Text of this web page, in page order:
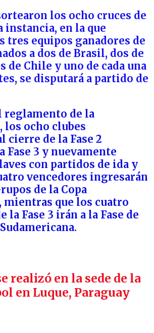
los ocho cruces de
instancia, en la que
tres equipos ganadores de
a dos de Brasil, dos de
de Chile y uno de cada una
se disputará a partido de
reglamento de la
los ocho clubes
cierre de la Fase 2
Fase 3 y nuevamente
con partidos de ida y
vencedores ingresarán
de la Copa
mientras que los cuatro
la Fase 3 irán a la Fase de
realizó en la sede de la
en Luque, Paraguay